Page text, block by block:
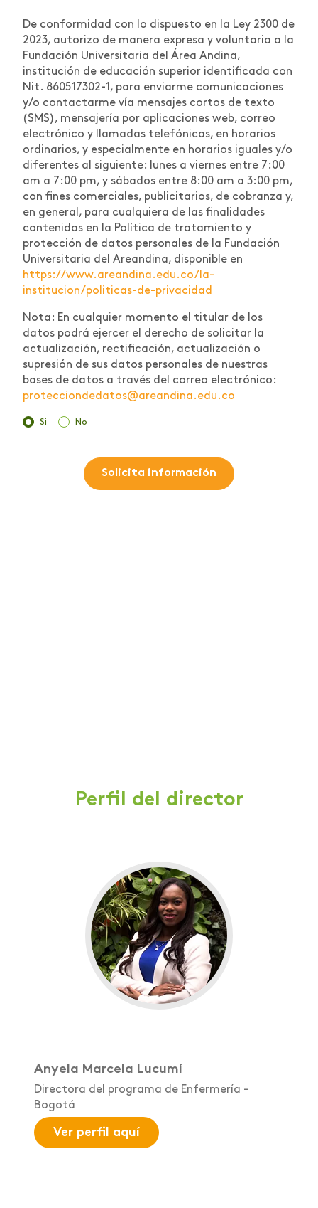
De conformidad con lo dispuesto en la Ley 2300 de
2023, autorizo de manera expresa y voluntaria a la
Fundación Universitaria del Área Andina,
institución de educación superior identificada con
Nit. 860517302-1, para enviarme comunicaciones
y/o contactarme vía mensajes cortos de texto
(SMS), mensajería por aplicaciones web, correo
electrónico y llamadas telefónicas, en horarios
ordinarios, y especialmente en horarios iguales y/o
diferentes al siguiente: lunes a viernes entre 7:00
am a 7:00 pm, y sábados entre 8:00 am a 3:00 pm,
con fines comerciales, publicitarios, de cobranza y,
en general, para cualquiera de las finalidades
contenidas en la Política de tratamiento y
protección de datos personales de la Fundación
Universitaria del Areandina, disponible en
https://www.areandina.edu.co/la-
institucion/politicas-de-privacidad
Nota: En cualquier momento el titular de los
datos podrá ejercer el derecho de solicitar la
actualización, rectificación, actualización o
supresión de sus datos personales de nuestras
bases de datos a través del correo electrónico:
protecciondedatos@areandina.edu.co
Si No
Solicita información
Perfil del director
Anyela Marcela Lucumí
Directora del programa de Enfermería -
Bogotá
Ver perfil aquí